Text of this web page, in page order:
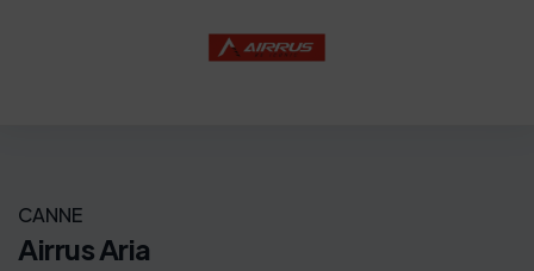
CANNE
Airrus Aria